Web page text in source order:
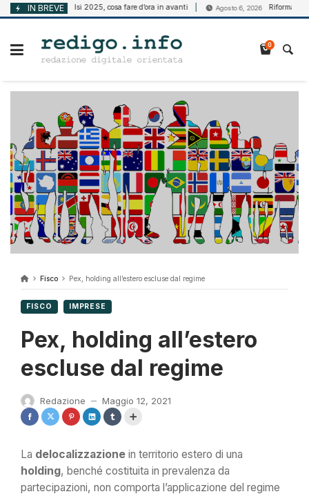
Vai
al
IN BREVE
2026 Bando Isi 2025, cosa fare d’ora in avanti Agosto 6, 2026 Riforma della
0
Fisco Pex, holding all’estero escluse dal regime
FISCO IMPRESE
Pex, holding all’estero
escluse dal regime
Redazione — Maggio 12, 2021
La delocalizzazione in territorio estero di una
holding, benché costituita in prevalenza da
partecipazioni, non comporta l’applicazione del regime